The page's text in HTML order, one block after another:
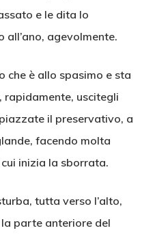
e le dita lo
all’ano, agevolmente.
che è allo spasimo e sta
rapidamente, uscitegli
il preservativo, a
facendo molta
inizia la sborrata.
tutta verso l’alto,
parte anteriore del